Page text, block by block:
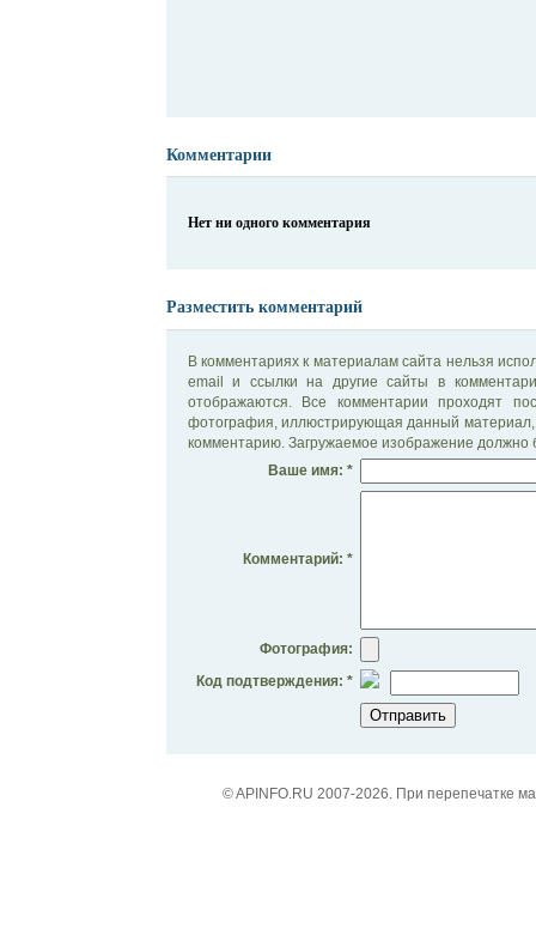
Комментарии
Нет ни одного комментария
Разместить комментарий
В комментариях к материалам сайта нельзя
email и ссылки на другие сайты в
отображаются. Все комментарии проходят
фотография, иллюстрирующая данный материал,
комментарию. Загружаемое изображение должно
Ваше имя: *
Комментарий: *
Фотография:
Код подтверждения: *
© APINFO.RU 2007-2026. При перепечатке